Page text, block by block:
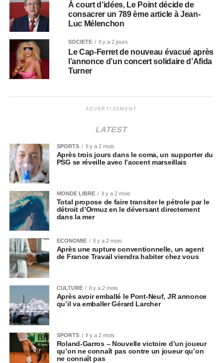
À court d’idées, Le Point décide de
consacrer un 789 ème article à Jean-
Luc Mélenchon
SOCIÉTÉ Il y a 2 jours
Le Cap-Ferret de nouveau évacué après
l’annonce d’un concert solidaire d’Afida
Turner
ADVERTISEMENT
LATEST
SPORTS Il y a 2 mois
Après trois jours dans le coma, un supporter du
PSG se réveille avec l’accent marseillais
MONDE LIBRE Il y a 2 mois
Total propose de faire transiter le pétrole par le
détroit d’Ormuz en le déversant directement
dans la mer
ECONOMIE Il y a 2 mois
Après une rupture conventionnelle, un agent
de France Travail viendra habiter chez vous
CULTURE Il y a 2 mois
Après avoir emballé le Pont-Neuf, JR annonce
qu’il va emballer Gérard Larcher
SPORTS Il y a 2 mois
Roland-Garros – Nouvelle victoire d’un joueur
qu’on ne connaît pas contre un joueur qu’on
ne connaît pas